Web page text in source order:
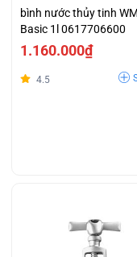
bình nước thủy tinh
Basic 1l 0617706600
1.160.000₫
4.5